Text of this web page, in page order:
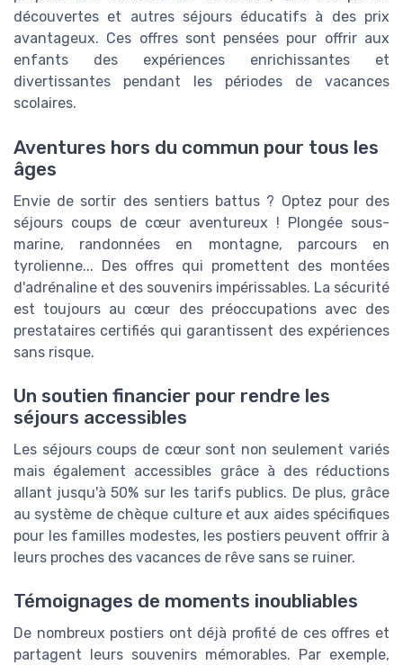
découvertes et autres séjours éducatifs à des prix
avantageux. Ces offres sont pensées pour offrir aux
enfants des expériences enrichissantes et
divertissantes pendant les périodes de vacances
scolaires.
Aventures hors du commun pour tous les
âges
Envie de sortir des sentiers battus ? Optez pour des
séjours coups de cœur aventureux ! Plongée sous-
marine, randonnées en montagne, parcours en
tyrolienne... Des offres qui promettent des montées
d'adrénaline et des souvenirs impérissables. La sécurité
est toujours au cœur des préoccupations avec des
prestataires certifiés qui garantissent des expériences
sans risque.
Un soutien financier pour rendre les
séjours accessibles
Les séjours coups de cœur sont non seulement variés
mais également accessibles grâce à des réductions
allant jusqu'à 50% sur les tarifs publics. De plus, grâce
au système de chèque culture et aux aides spécifiques
pour les familles modestes, les postiers peuvent offrir à
leurs proches des vacances de rêve sans se ruiner.
Témoignages de moments inoubliables
De nombreux postiers ont déjà profité de ces offres et
partagent leurs souvenirs mémorables. Par exemple,